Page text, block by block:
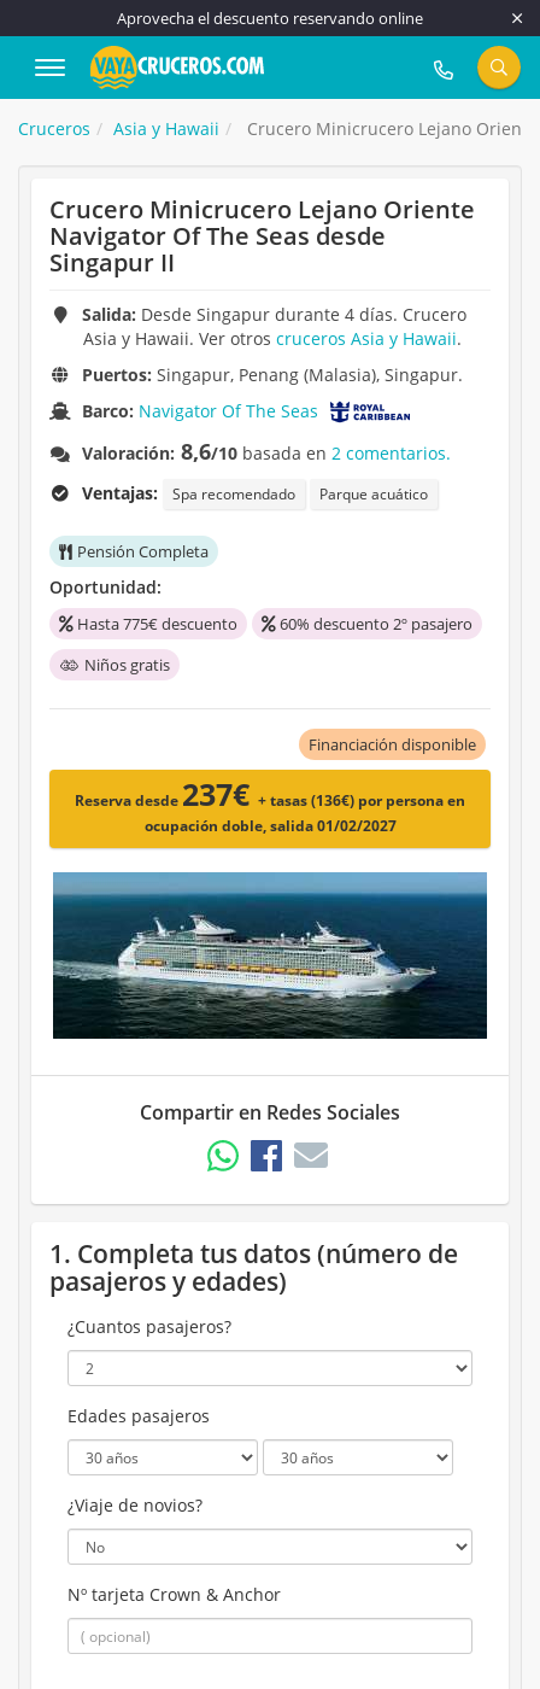
Aprovecha el descuento reservando online
917 815 555
Cruceros Asia y Hawaii Crucero Minicrucero Lejano
Crucero Minicrucero Lejano Oriente
Navigator Of The Seas desde
Singapur II
Salida: Desde Singapur durante 4 días. Crucero
Asia y Hawaii. Ver otros cruceros Asia y Hawaii.
Puertos: Singapur, Penang (Malasia), Singapur.
Barco: Navigator Of The Seas
Valoración: 8,6/10 basada en2 comentarios.
Ventajas:
Spa recomendado Parque acuático
Pensión Completa
Oportunidad:
Hasta 775€ descuento
60% descuento 2º pasajero
Niños gratis
Financiación disponible
Reserva desde 237€ + tasas (136€) por persona en
ocupación doble, salida 01/02/2027
Compartir en Redes Sociales
1. Completa tus datos (número de
pasajeros y edades)
¿Cuantos pasajeros?
Edades pasajeros
¿Viaje de novios?
Nº tarjeta Crown & Anchor